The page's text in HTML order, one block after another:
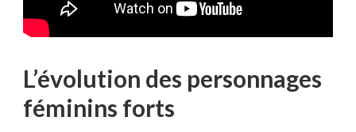
L’évolution des personnages
féminins forts